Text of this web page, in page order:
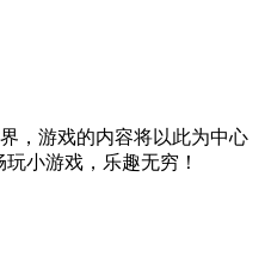
，游戏的内容将以此为中心
小游戏，乐趣无穷！